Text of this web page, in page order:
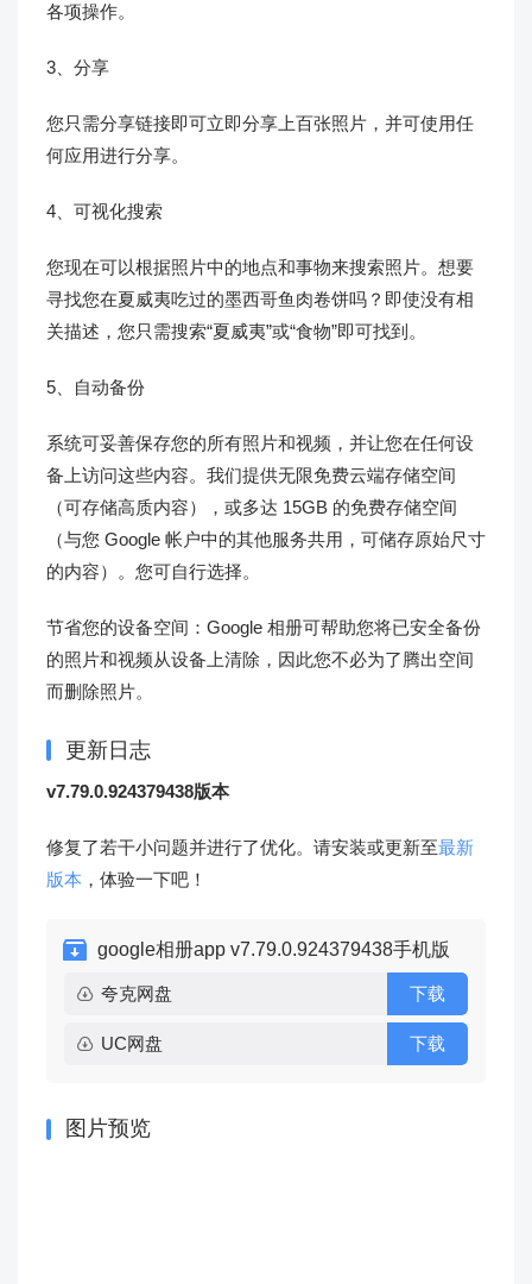
各项操作。
3、分享
您只需分享链接即可立即分享上百张照片，并可使用任
何应用进行分享。
4、可视化搜索
您现在可以根据照片中的地点和事物来搜索照片。想要
寻找您在夏威夷吃过的墨西哥鱼肉卷饼吗？即使没有相
关描述，您只需搜索“夏威夷”或“食物”即可找到。
5、自动备份
系统可妥善保存您的所有照片和视频，并让您在任何设
备上访问这些内容。我们提供无限免费云端存储空间
（可存储高质内容），或多达 15GB 的免费存储空间
（与您 Google 帐户中的其他服务共用，可储存原始尺寸
的内容）。您可自行选择。
节省您的设备空间：Google 相册可帮助您将已安全备份
的照片和视频从设备上清除，因此您不必为了腾出空间
而删除照片。
更新日志
v7.79.0.924379438版本
修复了若干小问题并进行了优化。请安装或更新至最新
版本 ，体验一下吧！
google相册app v7.79.0.924379438手机版
夸克网盘 下载
UC网盘 下载
图片预览